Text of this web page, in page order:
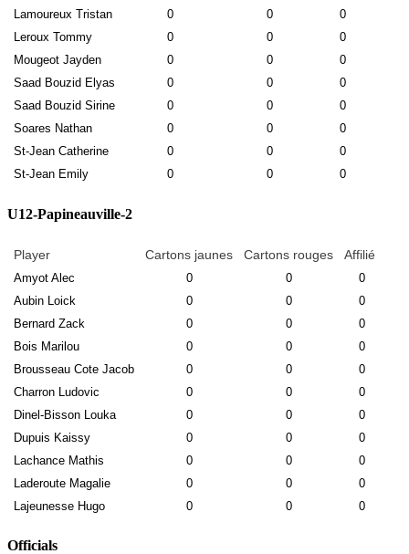
Lamoureux Tristan
0 0
0
Leroux Tommy
0 0
0
Mougeot Jayden
0 0
0
Saad Bouzid Elyas
0 0
0
Saad Bouzid Sirine
0 0
0
Soares Nathan
0 0
0
St-Jean Catherine
0 0
0
St-Jean Emily
0 0 0
U12-Papineauville-2
Player Cartons jaunes Cartons rouges Affilié
Amyot Alec 0 0
0
Aubin Loick
0 0
0
Bernard Zack
0 0
0
Bois Marilou
0 0
0
Brousseau Cote Jacob
0 0
0
Charron Ludovic
0 0
0
Dinel-Bisson Louka
0 0
0
Dupuis Kaissy
0 0
0
Lachance Mathis
0 0
0
Laderoute Magalie
0 0
0
Lajeunesse Hugo
0 0 0
Officials